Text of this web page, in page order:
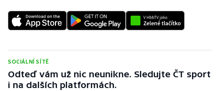
SOCIÁLNÍ SÍTĚ
Odteď vám už nic neunikne. Sledujte ČT sport
i na dalších platformách.